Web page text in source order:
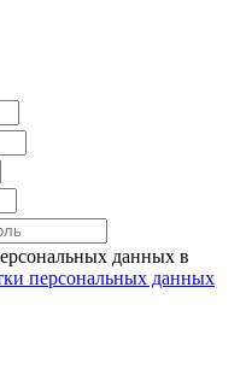
данных в
персональных данных